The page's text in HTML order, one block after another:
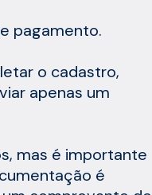
pagamento.
o cadastro,
apenas um
mas é importante
é